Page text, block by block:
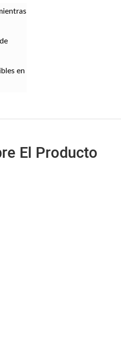
en
El Producto